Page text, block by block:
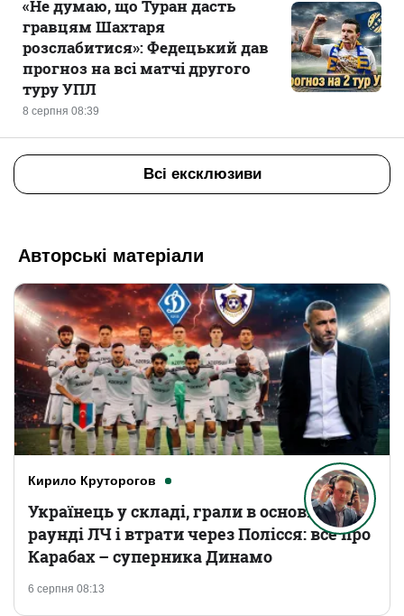
8 серпня 08:39
«Не думаю, що Туран дасть
гравцям Шахтаря
розслабитися»: Федецький дав
прогноз на всі матчі другого
туру УПЛ
Всі ексклюзиви
Авторські матеріали
Кирило Круторогов
6 серпня 08:13
Українець у складі, грали в основному
раунді ЛЧ і втрати через Полісся: все про
Карабах – суперника Динамо